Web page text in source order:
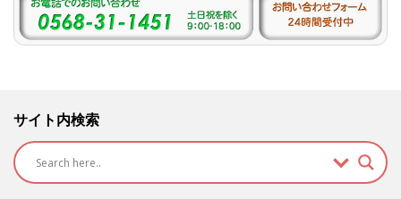
サイト内検索